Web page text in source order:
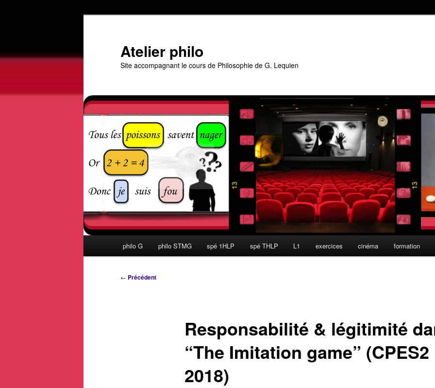
principal
Atelier philo
Site accompagnant le cours de Philosophie de G. Lequien
philo G philo STMG spé 1HLP spé THLP L1 exercices cinéma formation
Navigation
← Précédent
Responsabilité & légitimité
“The Imitation game” (CPES2
2018)